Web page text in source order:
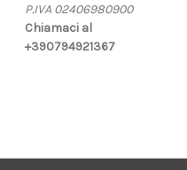
P.IVA 02406980900
Chiamaci al
+390794921367